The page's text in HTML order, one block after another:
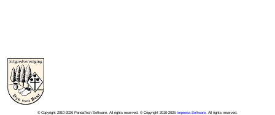
© Copyright 2010-2026 PandaTech Software, All rights reserved. © Copyright 2010-2026 Impeesa Software, All rights reserved.